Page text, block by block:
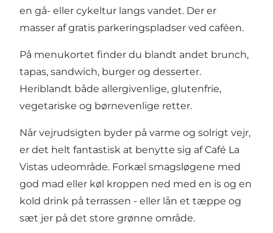
en gå- eller cykeltur langs vandet. Der er
masser af gratis parkeringspladser ved caféen.
På menukortet finder du blandt andet brunch,
tapas, sandwich, burger og desserter.
Heriblandt både allergivenlige, glutenfrie,
vegetariske og børnevenlige retter.
Når vejrudsigten byder på varme og solrigt vejr,
er det helt fantastisk at benytte sig af Café La
Vistas udeområde. Forkæl smagsløgene med
god mad eller køl kroppen ned med en is og en
kold drink på terrassen - eller lån et tæppe og
sæt jer på det store grønne område.